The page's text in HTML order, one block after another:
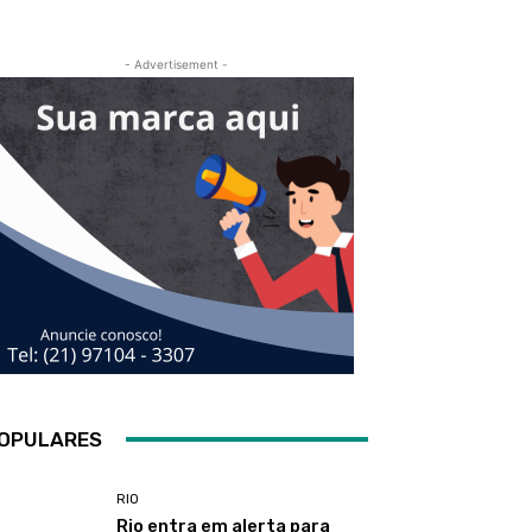
- Advertisement -
RIO
Rio entra em alerta para